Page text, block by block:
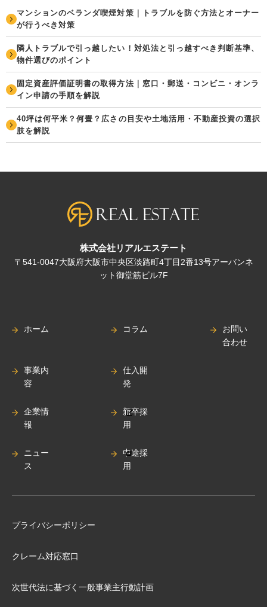
マンションのベランダ喫煙対策｜トラブルを防ぐ方法とオーナー
が行うべき対策
隣人トラブルで引っ越したい！対処法と引っ越すべき判断基準、
物件選びのポイント
固定資産評価証明書の取得方法｜窓口・郵送・コンビニ・オンラ
イン申請の手順を解説
40坪は何平米？何畳？広さの目安や土地活用・不動産投資の選択
肢を解説
株式会社リアルエステート
〒541-0047大阪府大阪市中央区淡路町4丁目2番13号アーバンネ
ット御堂筋ビル7F
ホーム
事業内
容
企業情
報
ニュー
ス
コラム
仕入開
発
新卒採
用
中途採
用
お問い
合わせ
プライバシーポリシー
クレーム対応窓口
次世代法に基づく⼀般事業主⾏動計画